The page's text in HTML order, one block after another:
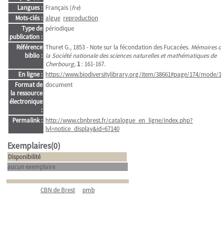
Langues : Français (fre)
Mots-clés : algue reproduction
Type de
publication :
périodique
Référence
biblio :
Thuret G., 1853 - Note sur la fécondation des Fucacées. Mémoires
la Société nationale des sciences naturelles et mathématiques de
Cherbourg, 1: 161-167.
En ligne : https://www.biodiversitylibrary.org/item/38661#page/174/mode/
Format de
la ressource
électronique
:
document
Permalink : http://www.cbnbrest.fr/catalogue_en_ligne/index.php?
lvl=notice_display&id=67140
Exemplaires(0)
Disponibilité
aucun exemplaire
CBN de Brest pmb